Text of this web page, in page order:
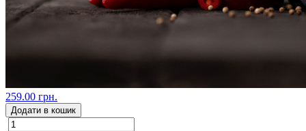
259.00 грн.
Додати в кошик